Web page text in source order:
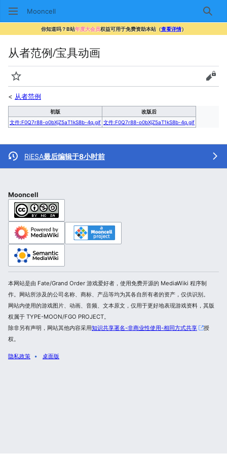
Mooncell 搜索
你知道吗？B站年度大会员权益可用于免费资助本站（查看详情）
从者范例/宝具动画
监视
查看
< 从者范例
初版
改版后
文件:F0Q7r88-o0bXjZ5aT1kS8b-4q.gif 文件:F0Q7r88-o0bXjZ5aT1kS8b-4q.gif
RiESA最后编辑于8小时前
Mooncell
本网站是由 Fate/Grand Order 游戏爱好者，使用免费开源的 MediaWiki 程序制
作。网站所涉及的公司名称、商标、产品等均为其各自所有者的资产，仅供识别。
网站内使用的游戏图片、动画、音频、文本原文，仅用于更好地表现游戏资料，其版
权属于 TYPE-MOON/FGO PROJECT。
除非另有声明，网站其他内容采用知识共享署名-非商业性使用-相同方式共享
授
权。
隐私政策 桌面版